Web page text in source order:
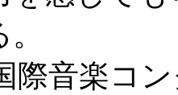
際音楽コ